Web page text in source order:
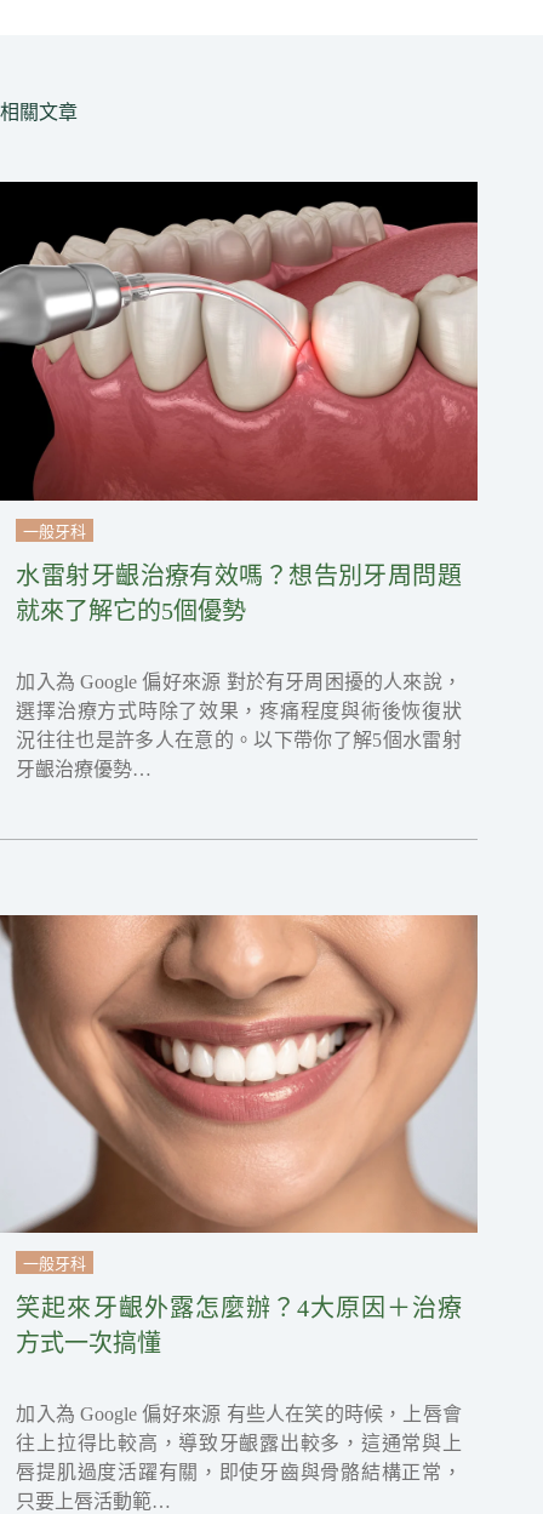
相關文章
一般牙科
水雷射牙齦治療有效嗎？想告別牙周問題
就來了解它的5個優勢
加入為 Google 偏好來源 對於有牙周困擾的人來說，
選擇治療方式時除了效果，疼痛程度與術後恢復狀
況往往也是許多人在意的。以下帶你了解5個水雷射
牙齦治療優勢…
一般牙科
笑起來牙齦外露怎麼辦？4大原因＋治療
方式一次搞懂
加入為 Google 偏好來源 有些人在笑的時候，上唇會
往上拉得比較高，導致牙齦露出較多，這通常與上
唇提肌過度活躍有關，即使牙齒與骨骼結構正常，
只要上唇活動範…